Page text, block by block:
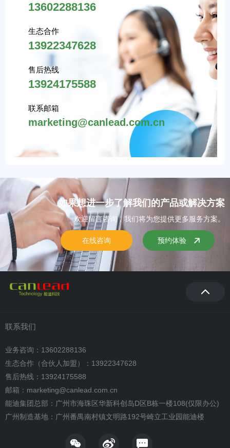
13602288136
生态合作
13922347628
售后热线
13924175588
联系邮箱
marketing@canlead.com.cn
如果想进一步了解我们的产品或解决方案
欢迎留言咨询，我们将为您提供更多服务方案。
在线咨询 预约体验
联系我们
业务咨询：13602288136
生态合作（合伙人加盟）：13922347628
售后热线：13924175588
邮箱：marketing@canlead.com.cn
能迪集团总部：广州市海珠区华新科创岛D区B栋一楼108(仅限办公)
广州制造基地：广州番禺南村镇文明路192号崎立工业园能迪楼